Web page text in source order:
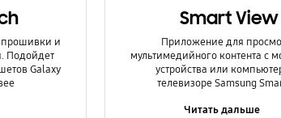
прошивки и
Подойдет
Galaxy
Smart View
Приложение для
мультимедийного контента с
устройства или
телевизоре Samsung
Читать дальше